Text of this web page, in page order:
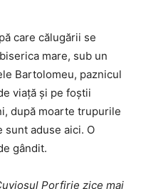
care călugării se
mare, sub un
Bartolomeu, paznicul
viaţă şi pe foştii
după moarte trupurile
sunt aduse aici. O
gândit.
Porfirie zice mai